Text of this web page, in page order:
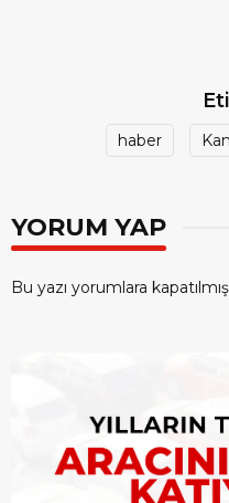
haber
YORUM YAP
Bu yazı yorumlara